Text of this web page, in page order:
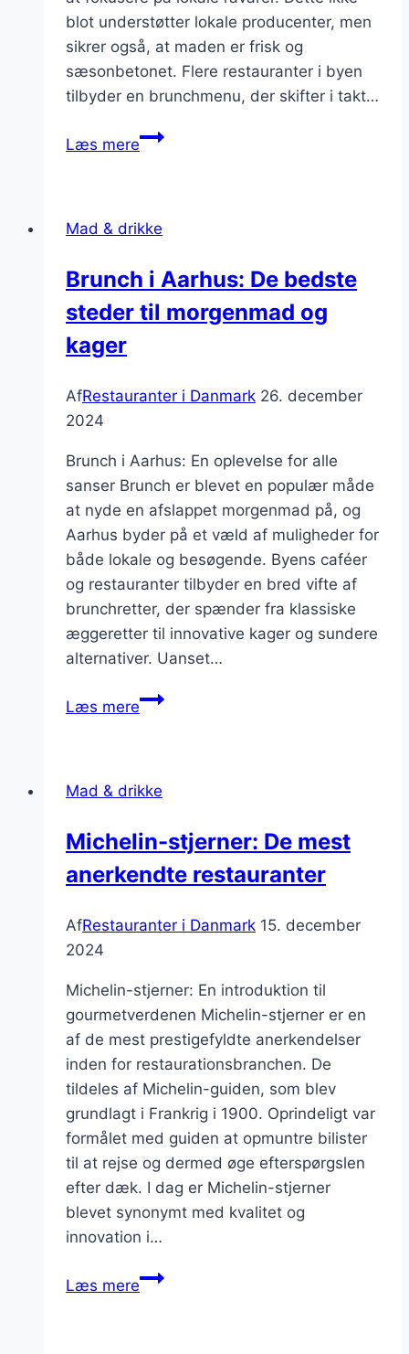
blot understøtter lokale producenter, men
sikrer også, at maden er frisk og
sæsonbetonet. Flere restauranter i byen
tilbyder en brunchmenu, der skifter i takt…
Læs mereBrunch
råvarer
Mad & drikke
Brunch i Aarhus: De bedste
steder til morgenmad og
kager
AfRestauranter i Danmark 26. december
2024
Brunch i Aarhus: En oplevelse for alle
sanser Brunch er blevet en populær måde
at nyde en afslappet morgenmad på, og
Aarhus byder på et væld af muligheder for
både lokale og besøgende. Byens caféer
og restauranter tilbyder en bred vifte af
brunchretter, der spænder fra klassiske
æggeretter til innovative kager og sundere
alternativer. Uanset…
Læs mereBrunch
bedste
til
morgenmad
kager
Mad & drikke
Michelin-stjerner: De mest
anerkendte restauranter
AfRestauranter i Danmark 15. december
2024
Michelin-stjerner: En introduktion til
gourmetverdenen Michelin-stjerner er en
af de mest prestigefyldte anerkendelser
inden for restaurationsbranchen. De
tildeles af Michelin-guiden, som blev
grundlagt i Frankrig i 1900. Oprindeligt var
formålet med guiden at opmuntre bilister
til at rejse og dermed øge efterspørgslen
efter dæk. I dag er Michelin-stjerner
blevet synonymt med kvalitet og
innovation i…
Læs mereMichelin-